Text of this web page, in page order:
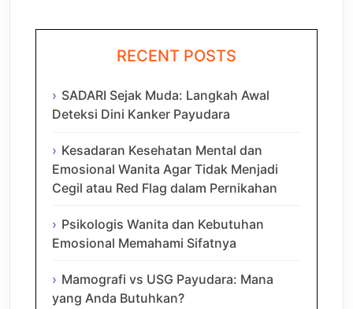
RECENT POSTS
SADARI Sejak Muda: Langkah Awal
Deteksi Dini Kanker Payudara
Kesadaran Kesehatan Mental dan
Emosional Wanita Agar Tidak Menjadi
Cegil atau Red Flag dalam Pernikahan
Psikologis Wanita dan Kebutuhan
Emosional Memahami Sifatnya
Mamografi vs USG Payudara: Mana
yang Anda Butuhkan?